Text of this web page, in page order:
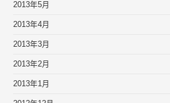
2013年5月
2013年4月
2013年3月
2013年2月
2013年1月